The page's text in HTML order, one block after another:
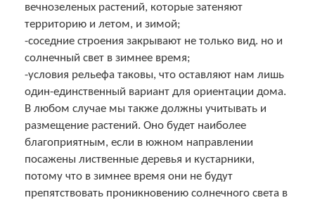
вечнозеленых растений, которые затеняют
территорию и летом, и зимой;
-соседние строения закрывают не только вид. но и
солнечный свет в зимнее время;
-условия рельефа таковы, что оставляют нам лишь
один-единственный вариант для ориентации дома.
В любом случае мы также должны учитывать и
размещение растений. Оно будет наиболее
благоприятным, если в южном направлении
посажены лиственные деревья и кустарники,
потому что в зимнее время они не будут
препятствовать проникновению солнечного света в